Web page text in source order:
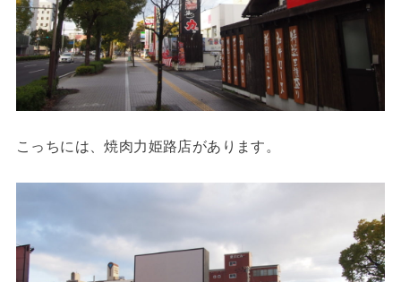
こっちには、焼肉力姫路店があります。